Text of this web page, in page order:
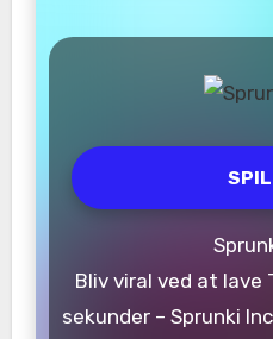
SPIL
Bliv viral ved at lave
sekunder – Sprunki